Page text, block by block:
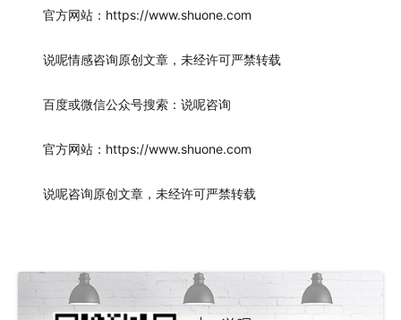
官方网站：https://www.shuone.com
说呢情感咨询原创文章，未经许可严禁转载
百度或微信公众号搜索：说呢咨询
官方网站：https://www.shuone.com
说呢咨询原创文章，未经许可严禁转载